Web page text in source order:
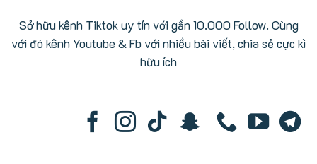
Sở hữu kênh Tiktok uy tín với gần 10.000 Follow. Cùng
với đó kênh Youtube & Fb với nhiều bài viết, chia sẻ cực kì
hữu ích